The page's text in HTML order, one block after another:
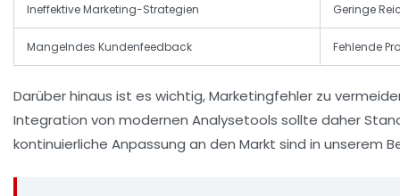
Ineffektive Marketing-Strategien Geringe
Mangelndes Kundenfeedback Fehlende
Darüber hinaus ist es wichtig, Marketingfehler zu
Integration von modernen Analysetools sollte daher
kontinuierliche Anpassung an den Markt sind in unserem